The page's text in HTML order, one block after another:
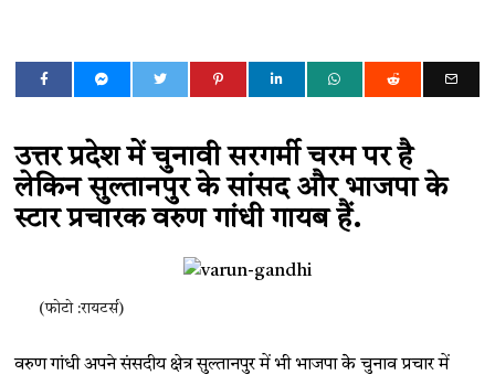
उत्तर प्रदेश में चुनावी सरगर्मी चरम पर है
लेकिन सुल्तानपुर के सांसद और भाजपा के
स्टार प्रचारक वरुण गांधी गायब हैं.
(फोटो :रायटर्स)
वरुण गांधी अपने संसदीय क्षेत्र सुल्तानपुर में भी भाजपा केे चुनाव प्रचार में